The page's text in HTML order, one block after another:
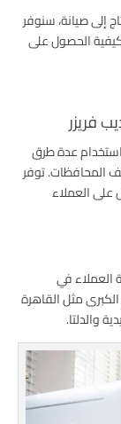
إلى صيانة، سنوفر
الحصول على
فريزر
عدة طرق
المحافظات. توفر
على العملاء
العملاء في
مثل القاهرة
والدلتا.